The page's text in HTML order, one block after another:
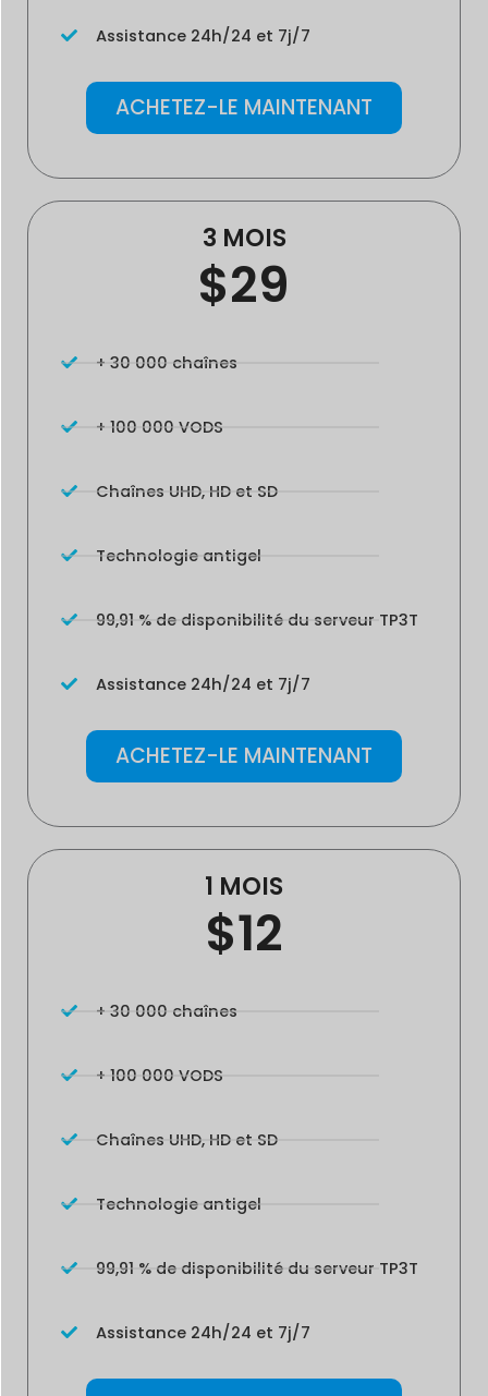
Assistance 24h/24 et 7j/7
ACHETEZ-LE MAINTENANT
3 MOIS
$29
+ 30 000 chaînes
+ 100 000 VODS
Chaînes UHD, HD et SD
Technologie antigel
99,91 % de disponibilité du serveur TP3T
Assistance 24h/24 et 7j/7
ACHETEZ-LE MAINTENANT
1 MOIS
$12
+ 30 000 chaînes
+ 100 000 VODS
Chaînes UHD, HD et SD
Technologie antigel
99,91 % de disponibilité du serveur TP3T
Assistance 24h/24 et 7j/7